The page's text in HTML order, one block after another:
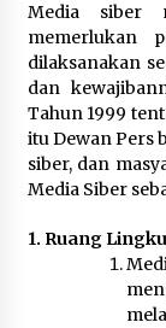
Tim Riset Energi
Pendanaan
Teknologi”
3 hari ago
Media siber
memerlukan
dilaksanakan
dan
Tahun 1999
itu Dewan Pers
siber, dan
Media Siber
1. Ruang